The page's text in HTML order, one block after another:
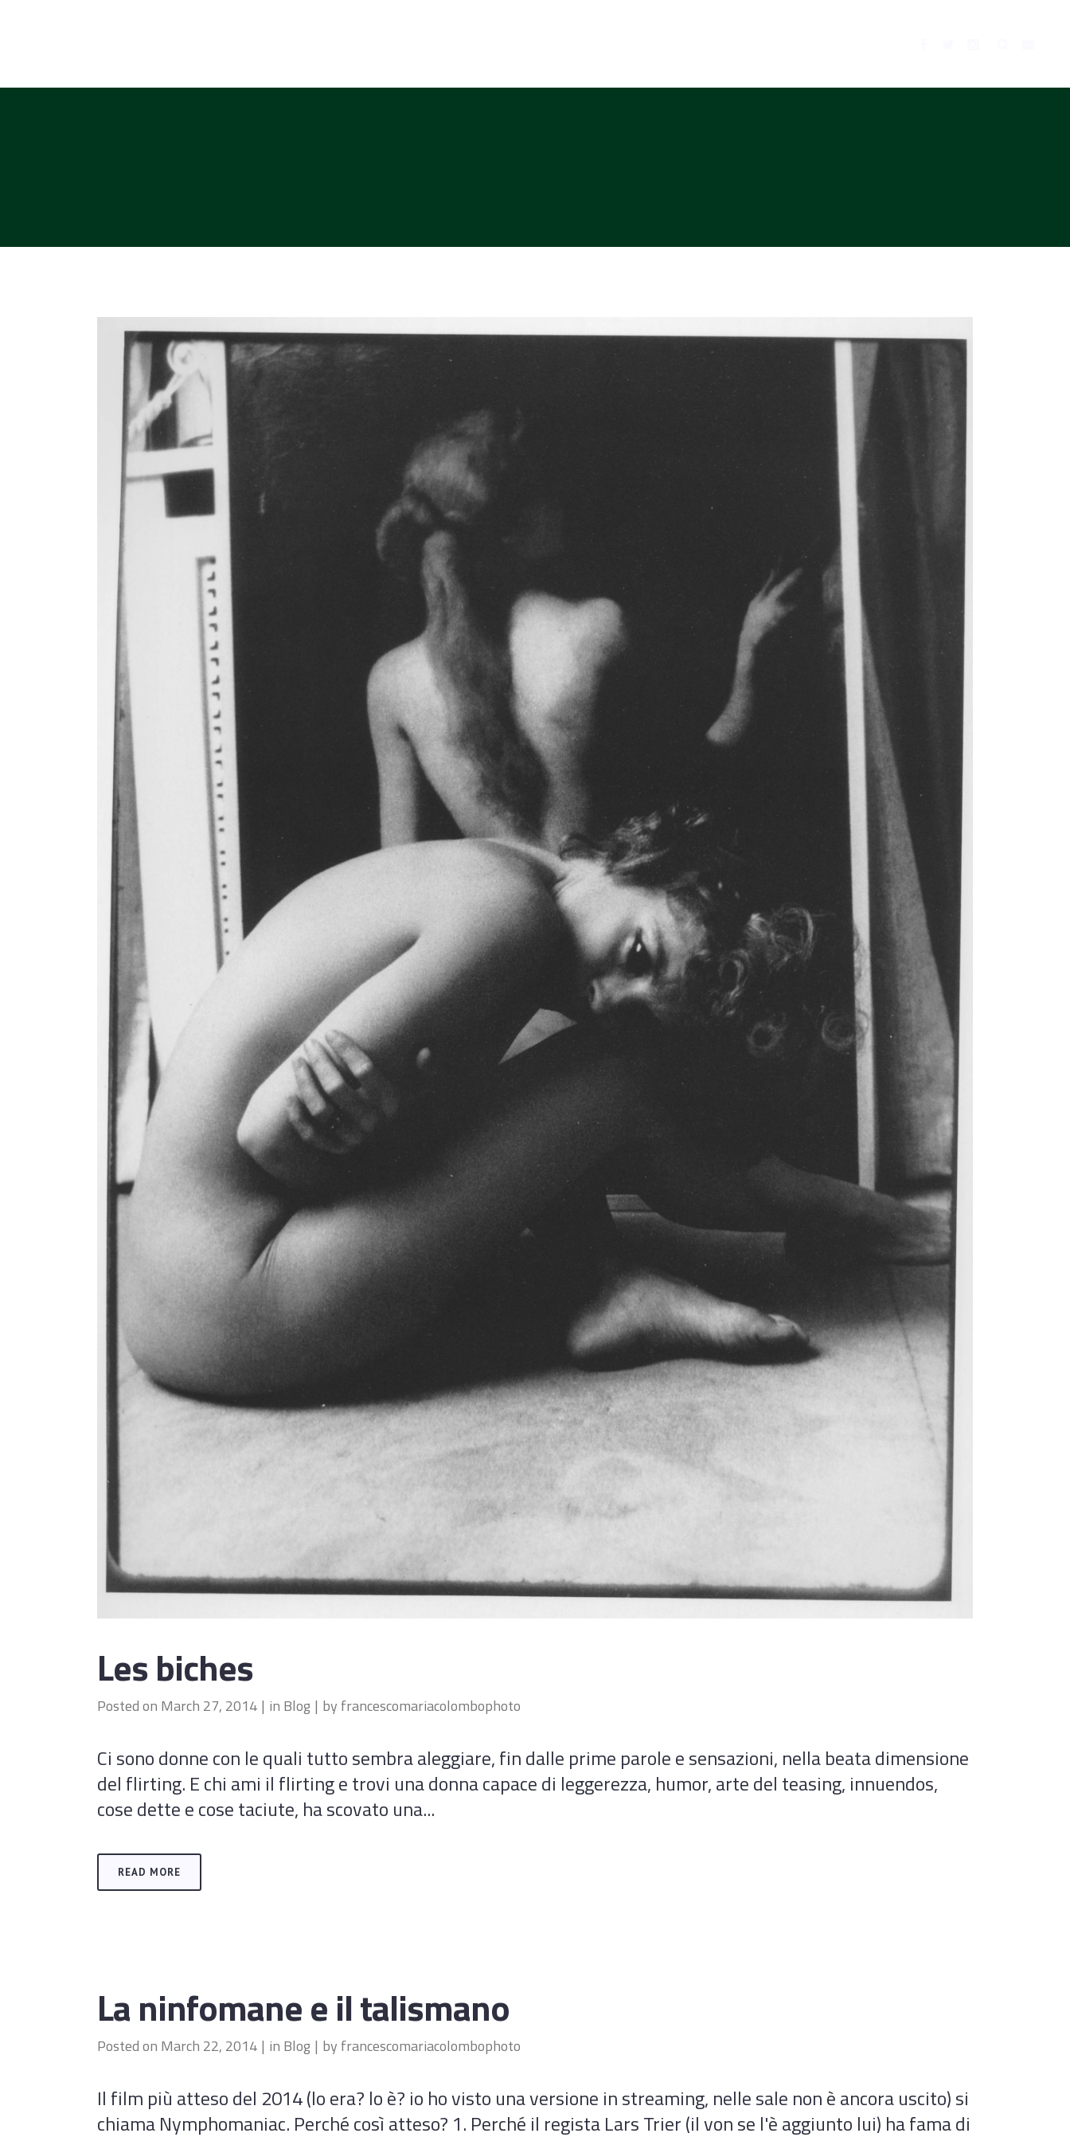
Les biches
Posted on March 27, 2014 in Blog by francescomariacolombophoto
Ci sono donne con le quali tutto sembra aleggiare, fin dalle prime parole e sensazioni, nella beata dimensione
del flirting. E chi ami il flirting e trovi una donna capace di leggerezza, humor, arte del teasing, innuendos,
cose dette e cose taciute, ha scovato una...
READ MORE
La ninfomane e il talismano
Posted on March 22, 2014 in Blog by francescomariacolombophoto
Il film più atteso del 2014 (lo era? lo è? io ho visto una versione in streaming, nelle sale non è ancora uscito) si
chiama Nymphomaniac. Perché così atteso? 1. Perché il regista Lars Trier (il von se l'è aggiunto lui) ha fama di